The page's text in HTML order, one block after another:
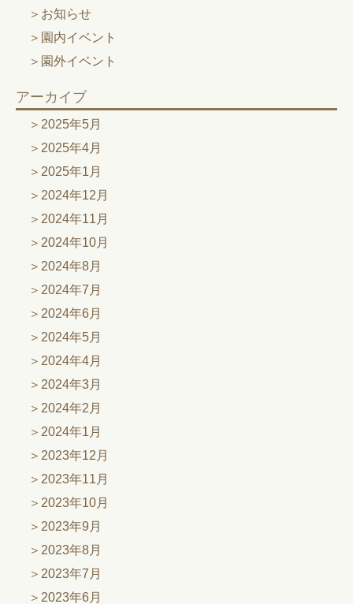
お知らせ
園内イベント
園外イベント
アーカイブ
2025年5月
2025年4月
2025年1月
2024年12月
2024年11月
2024年10月
2024年8月
2024年7月
2024年6月
2024年5月
2024年4月
2024年3月
2024年2月
2024年1月
2023年12月
2023年11月
2023年10月
2023年9月
2023年8月
2023年7月
2023年6月